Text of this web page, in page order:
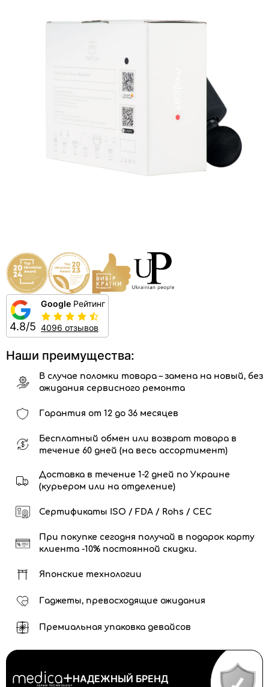
4.8/5
Google Рейтинг
4096 отзывов
Наши преимущества:
В случае поломки товара – замена на новый, без
ожидания сервисного ремонта
Гарантия от 12 до 36 месяцев
Бесплатный обмен или возврат товара в
течение 60 дней (на весь ассортимент)
Доставка в течение 1-2 дней по Украине
(курьером или на отделение)
Сертификаты ISO / FDA / Rohs / CEC
При покупке сегодня получай в подарок карту
клиента -10% постоянной скидки.
Японские технологии
Гаджеты, превосходящие ожидания
Премиальная упаковка девайсов
НАДЕЖНЫЙ БРЕНД